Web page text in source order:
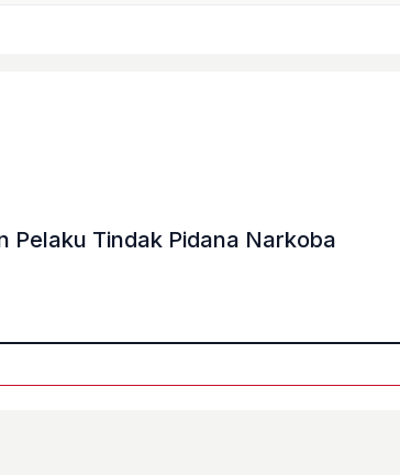
Pelaku Tindak Pidana Narkoba